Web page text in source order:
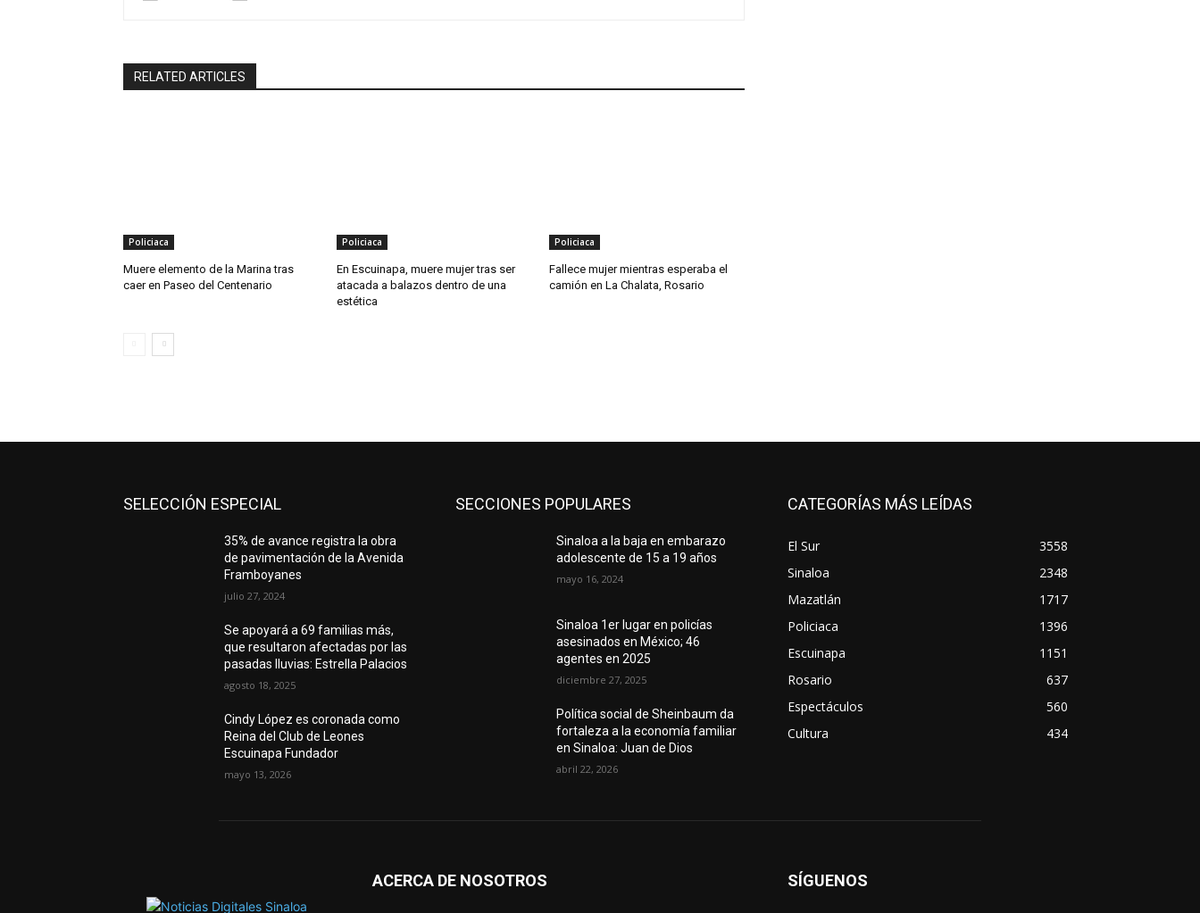
RELATED ARTICLES
Policiaca
Muere elemento de la Marina tras
caer en Paseo del Centenario
Policiaca
En Escuinapa, muere mujer tras ser
atacada a balazos dentro de una
estética
Policiaca
Fallece mujer mientras esperaba el
camión en La Chalata, Rosario
SELECCIÓN ESPECIAL
35% de avance registra la obra
de pavimentación de la Avenida
Framboyanes
julio 27, 2024
Se apoyará a 69 familias más,
que resultaron afectadas por las
pasadas lluvias: Estrella Palacios
agosto 18, 2025
Cindy López es coronada como
Reina del Club de Leones
Escuinapa Fundador
mayo 13, 2026
SECCIONES POPULARES
Sinaloa a la baja en embarazo
adolescente de 15 a 19 años
mayo 16, 2024
Sinaloa 1er lugar en policías
asesinados en México; 46
agentes en 2025
diciembre 27, 2025
Política social de Sheinbaum da
fortaleza a la economía familiar
en Sinaloa: Juan de Dios
abril 22, 2026
CATEGORÍAS MÁS LEÍDAS
El Sur
3558
Sinaloa
2348
Mazatlán
1717
Policiaca
1396
Escuinapa
1151
Rosario
637
Espectáculos
560
Cultura
434
ACERCA DE NOSOTROS SÍGUENOS